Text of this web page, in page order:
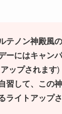
テノン神殿風
ーにはキャン
ップされます)
習して、この
ライトアップ